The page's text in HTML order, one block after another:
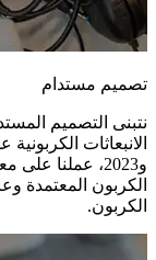
تصميم مستدام
نتبنى التصميم
و2023، عملنا
الكربون المعتمدة
الكربون.